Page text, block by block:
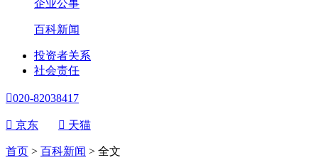
企业公事
百科新闻
投资者关系
社会责任
020-82038417
 京东  天猫
首页 > 百科新闻 > 全文